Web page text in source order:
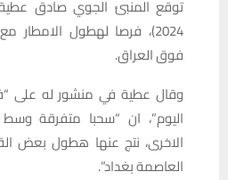
2024)، فرصا لهطول
فوق العراق.
وقال عطية في منشور له على
اليوم”، ان “سحبا متفرقة
الاخرى، نتج عنها هطول بعض
العاصمة بغداد”.